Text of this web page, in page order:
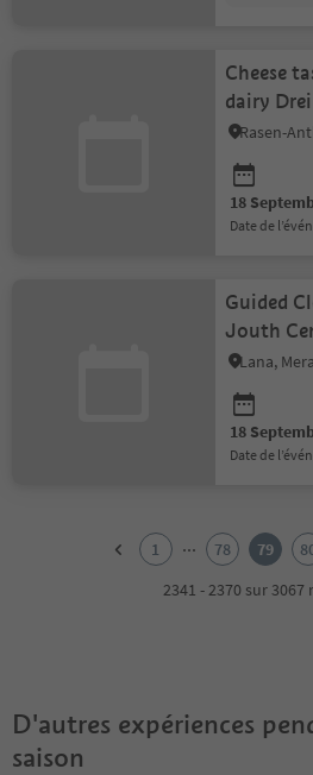
Cheese
dairy
18
date de
Guided
Jouth
CleanUp
Lana,
18
date de
10
11
1 ... 78 79
2341 - 2370 sur 3067
D'autres expériences
saison